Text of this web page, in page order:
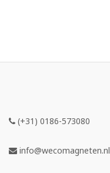
(+31) 0186-573080
info@wecomagneten.nl